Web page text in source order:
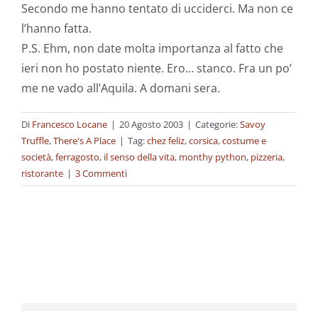
Secondo me hanno tentato di ucciderci. Ma non ce
l’hanno fatta.
P.S. Ehm, non date molta importanza al fatto che
ieri non ho postato niente. Ero… stanco. Fra un po’
me ne vado all’Aquila. A domani sera.
Di Francesco Locane | 20 Agosto 2003 | Categorie:Savoy
Truffle,There's A Place | Tag:chez feliz,corsica,costume e
società,ferragosto, il senso della vita, monthy python, pizzeria,
ristorante | 3 Commenti